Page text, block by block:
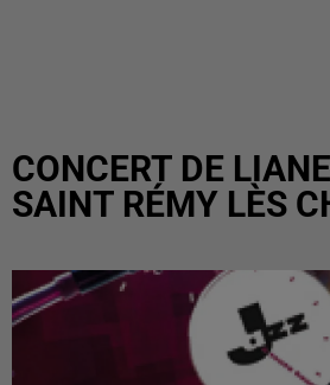
CONCERT DE
SAINT RÉMY LÈS